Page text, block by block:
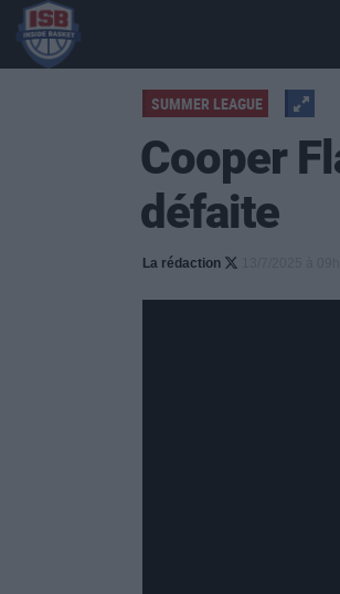
SUMMER LEAGUE
Cooper
défaite
La rédaction